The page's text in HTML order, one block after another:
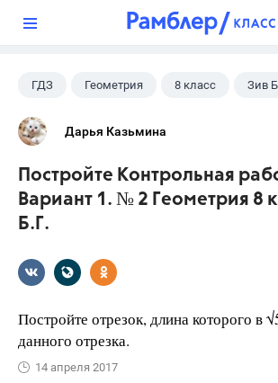
ГДЗ Геометрия 8 класс Зив
Дарья Казьмина
Постройте Контрольная
Вариант 1. № 2 Геометрия 8
Б.Г.
Постройте отрезок, длина которого в
данного отрезка.
14 апреля 2017